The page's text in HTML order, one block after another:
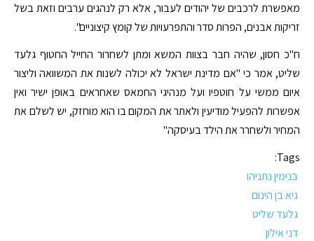
מאפשרת לרכבים של יהודים לעבור, אלא רק לנהגים ערבים וזאת בשל
זריקות אבנים, הפרות סדר והתפרעויות של קומץ קיצוניים".
ח"כ חסון, שהיה חבר בצוות המשא ומתן לשחרור החייל החטוף גלעד
שליט, אמר כי "אם מדינת ישראל לא יכולה לשנות את המשוואה וליצור
איום ממשי על חוטפיו ועל מנהיגי החמאס שאחראים באופן ישיר ואין
אפשרות להפעיל מודיעין ולאתר את המקום בו הוא מוחזק, יש לשלם את
המחיר ולשחרר את הילד בעיסקה"
Tags:
בנימין נתניהו
גיא בן הינום
גלעד שליט
דני אילון